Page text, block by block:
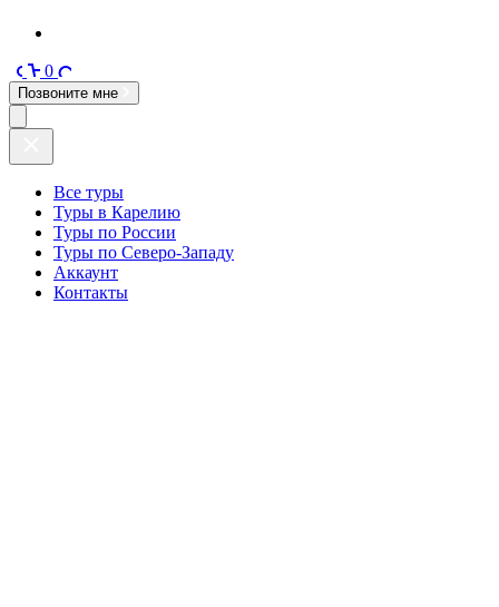
0
Позвоните мне
Все туры
Туры в Карелию
Туры по России
Туры по Северо-Западу
Аккаунт
Контакты